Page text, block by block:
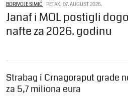
BORIVOJE SIMIĆ PETAK, 07. AUGUST 2026.
Janaf i MOL postigli
nafte za 2026. godinu
Strabag i Crnagoraput grade
za 5,7 miliona eura